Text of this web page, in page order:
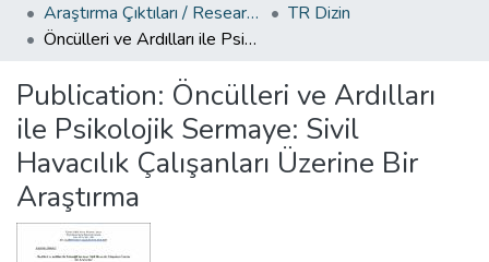
Araştırma Çıktıları / Research Outcomes
TR Dizin
Öncülleri ve Ardılları ile Psikolojik Sermaye: Sivil Havacılık Çalışanları Üzerine Bir Araştırma
Publication: Öncülleri ve Ardılları
ile Psikolojik Sermaye: Sivil
Havacılık Çalışanları Üzerine Bir
Araştırma